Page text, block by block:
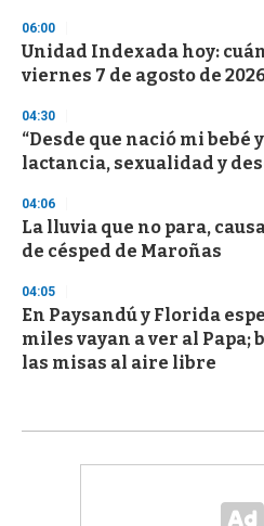
06:00
Unidad Indexada hoy:
viernes 7 de agosto de
04:30
“Desde que nació mi bebé
lactancia, sexualidad y
04:06
La lluvia que no para,
de césped de Maroñas
04:05
En Paysandú y Florida
miles vayan a ver al Papa;
las misas al aire libre